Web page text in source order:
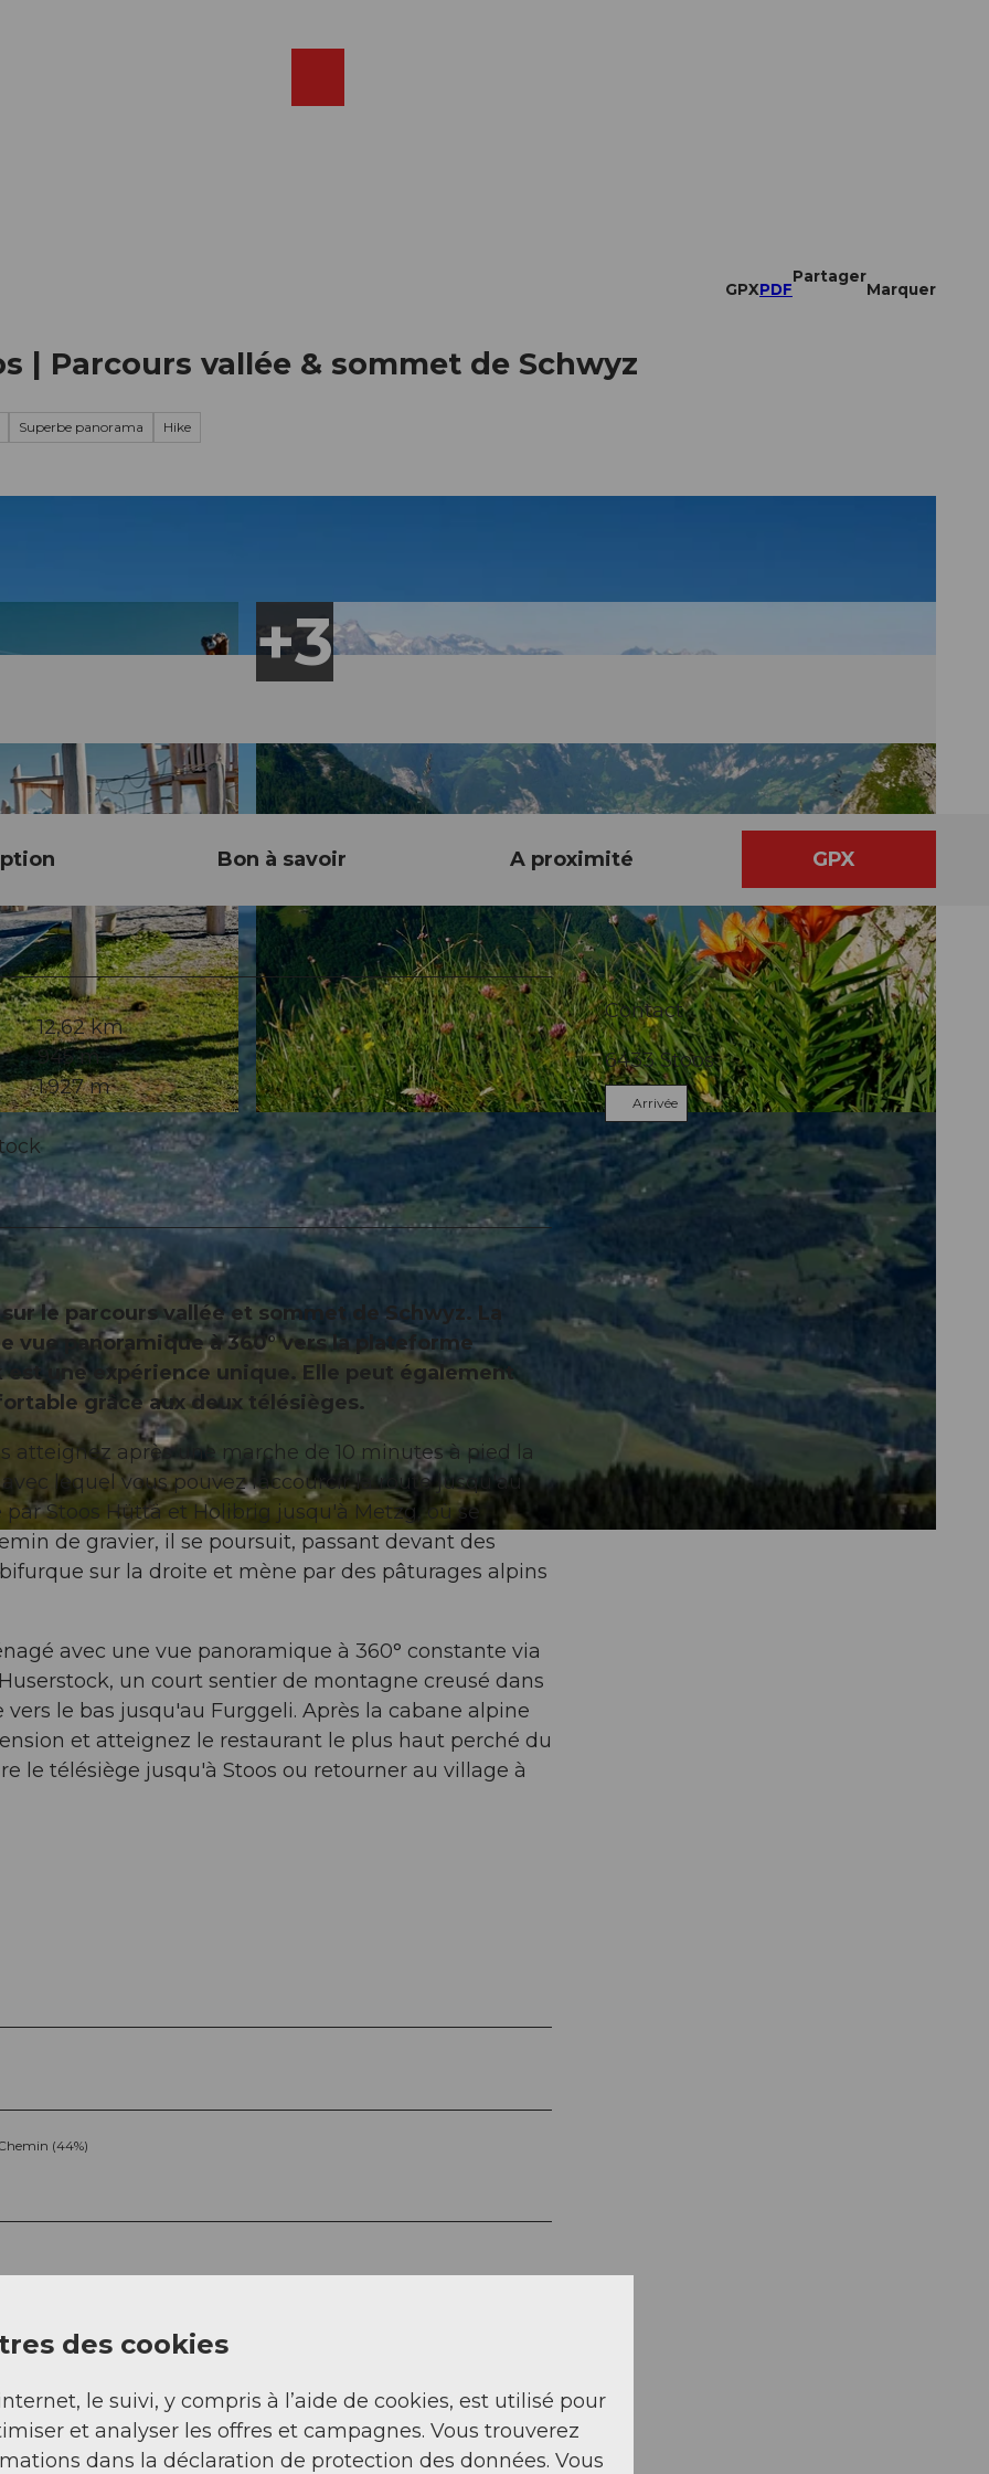
GPXPDF
Partager
Marquer
| Parcours vallée & sommet de Schwyz
Superbe panorama Hike
© Stoos-Muotatal Tourismus, Stoos-Muotatal Tourismus
Bon à savoir A proximité GPX
12,62 km
945 m
1.927 m
le parcours vallée et sommet de Schwyz. La
vue panoramique à 360° vers la plateforme
une expérience unique. Elle peut également
grâce aux deux télésièges.
atteignez après une marche de 10 minutes à pied la
lequel vous pouvez raccourcir la route jusqu'au
Stoos Hüttä et Holibrig jusqu'à Metzg, où se
de gravier, il se poursuit, passant devant des
sur la droite et mène par des pâturages alpins
avec une vue panoramique à 360° constante via
un court sentier de montagne creusé dans
le bas jusqu'au Furggeli. Après la cabane alpine
et atteignez le restaurant le plus haut perché du
le télésiège jusqu'à Stoos ou retourner au village à
(44%)
Sep Oct Nov Déc
Contact
6433Stoos
Arrivée
des cookies
le suivi, y compris à l’aide de cookies, est utilisé pour
et analyser les offres et campagnes. Vous trouverez
dans la déclaration de protection des données. Vous